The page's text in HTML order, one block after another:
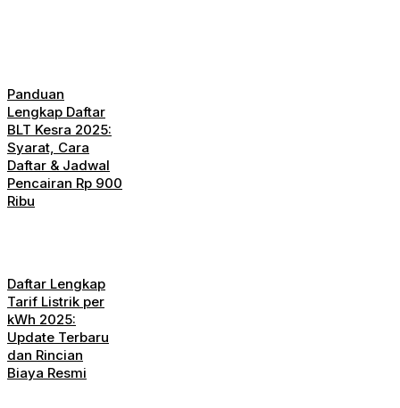
Panduan
Lengkap Daftar
BLT Kesra 2025:
Syarat, Cara
Daftar & Jadwal
Pencairan Rp 900
Ribu
Daftar Lengkap
Tarif Listrik per
kWh 2025:
Update Terbaru
dan Rincian
Biaya Resmi